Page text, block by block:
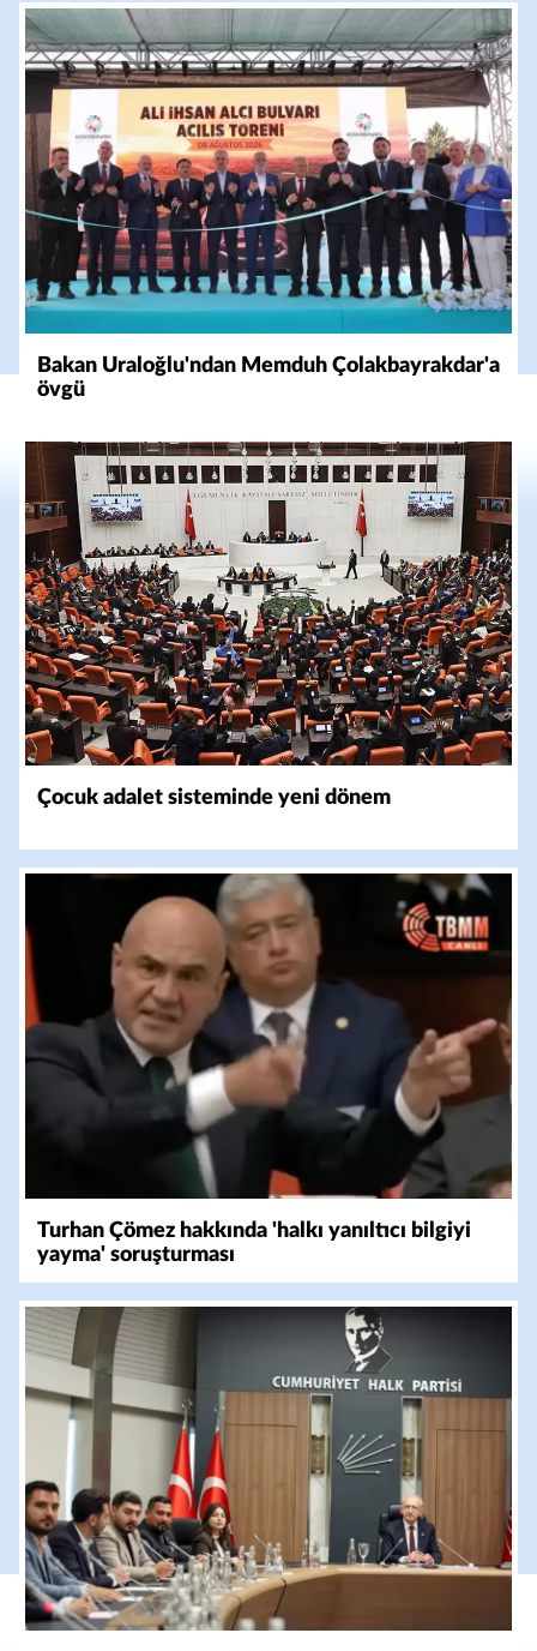
Bakan Uraloğlu'ndan Memduh Çolakbayrakdar'a
övgü
Çocuk adalet sisteminde yeni dönem
Turhan Çömez hakkında 'halkı yanıltıcı bilgiyi
yayma' soruşturması